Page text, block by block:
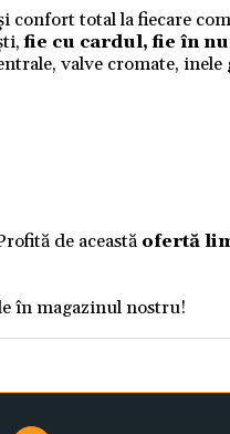
confort total la fiecare
fie cu cardul, fie în
valve cromate,
de această ofertă
în magazinul nostru!